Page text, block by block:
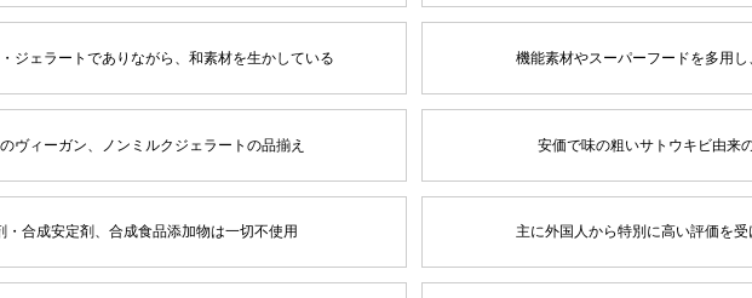
ジェラートでありながら、和素材を生かしている 機能素材やスーパーフードを多用
ヴィーガン、ノンミルクジェラートの品揃え 安価で味の粗いサトウキビ由来
・合成安定剤、合成食品添加物は一切不使用 主に外国人から特別に高い評価を